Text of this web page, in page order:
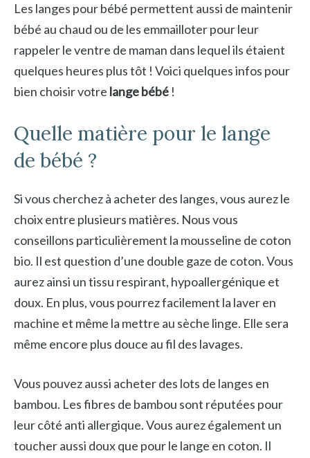
Les langes pour bébé permettent aussi de maintenir
bébé au chaud ou de les emmailloter pour leur
rappeler le ventre de maman dans lequel ils étaient
quelques heures plus tôt ! Voici quelques infos pour
bien choisir votre lange bébé !
Quelle matière pour le lange
de bébé ?
Si vous cherchez à acheter des langes, vous aurez le
choix entre plusieurs matières. Nous vous
conseillons particulièrement la mousseline de coton
bio. Il est question d’une double gaze de coton. Vous
aurez ainsi un tissu respirant, hypoallergénique et
doux. En plus, vous pourrez facilement la laver en
machine et même la mettre au sèche linge. Elle sera
même encore plus douce au fil des lavages.
Vous pouvez aussi acheter des lots de langes en
bambou. Les fibres de bambou sont réputées pour
leur côté anti allergique. Vous aurez également un
toucher aussi doux que pour le lange en coton. Il